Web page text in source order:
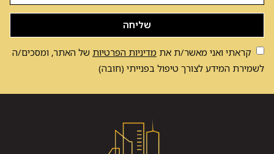
שליחה
קראתי ואני מאשר/ת את מדיניות הפרטיות של האתר, ומסכים/ה
לשמירת המידע לצורך טיפול בפנייתי (חובה)